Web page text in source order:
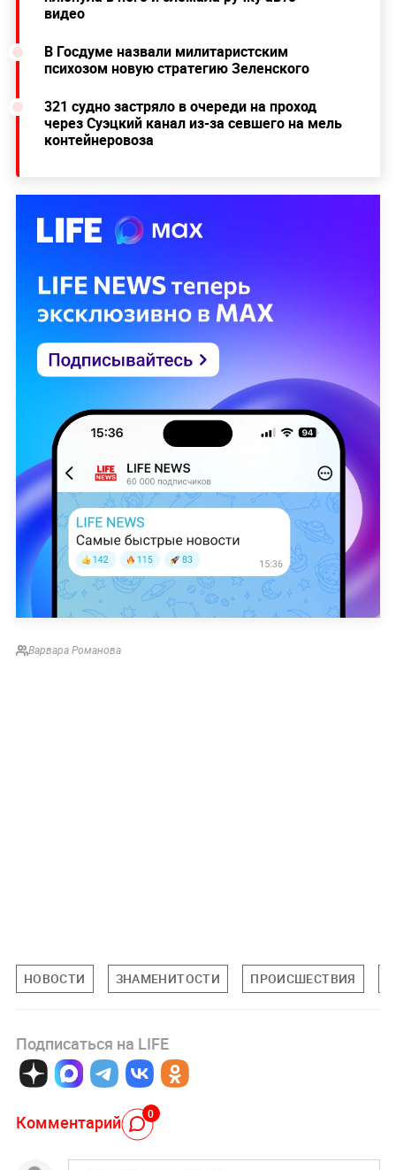
видео
В Госдуме назвали милитаристским
психозом новую стратегию Зеленского
321 судно застряло в очереди на проход
через Суэцкий канал из-за севшего на мель
контейнеровоза
Варвара Романова
НОВОСТИ ЗНАМЕНИТОСТИ ПРОИСШЕСТВИЯ
Подписаться на LIFE
Комментарий 0